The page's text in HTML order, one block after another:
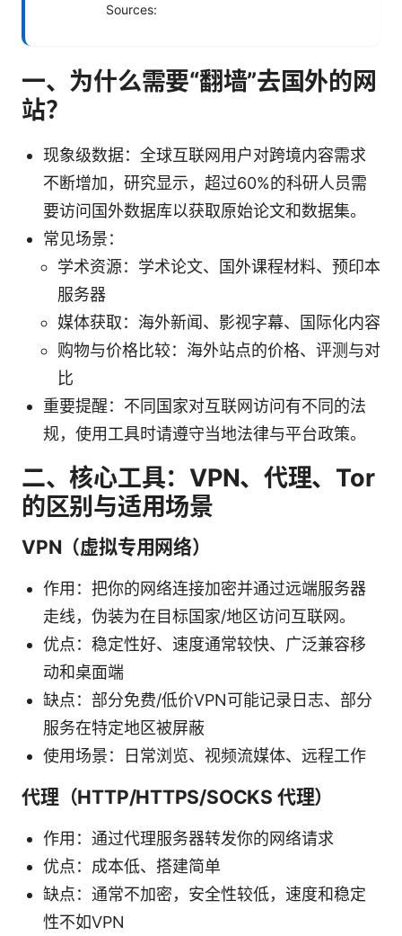
Sources:
一、为什么需要“翻墙”去国外的网
站？
现象级数据：全球互联网用户对跨境内容需求
不断增加，研究显示，超过60%的科研人员需
要访问国外数据库以获取原始论文和数据集。
常见场景：
学术资源：学术论文、国外课程材料、预印本
服务器
媒体获取：海外新闻、影视字幕、国际化内容
购物与价格比较：海外站点的价格、评测与对
比
重要提醒：不同国家对互联网访问有不同的法
规，使用工具时请遵守当地法律与平台政策。
二、核心工具：VPN、代理、Tor
的区别与适用场景
VPN（虚拟专用网络）
作用：把你的网络连接加密并通过远端服务器
走线，伪装为在目标国家/地区访问互联网。
优点：稳定性好、速度通常较快、广泛兼容移
动和桌面端
缺点：部分免费/低价VPN可能记录日志、部分
服务在特定地区被屏蔽
使用场景：日常浏览、视频流媒体、远程工作
代理（HTTP/HTTPS/SOCKS 代理）
作用：通过代理服务器转发你的网络请求
优点：成本低、搭建简单
缺点：通常不加密，安全性较低，速度和稳定
性不如VPN